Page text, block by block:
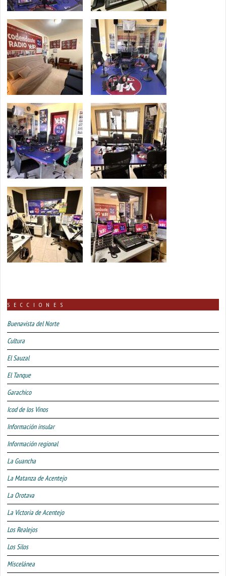
SECCIONES
Buenavista del Norte
Cultura
El Sauzal
El Tanque
Garachico
Icod de los Vinos
Información insular
Información regional
La Guancha
La Matanza de Acentejo
La Orotava
La Victoria de Acentejo
Los Realejos
Los Silos
Miscelánea